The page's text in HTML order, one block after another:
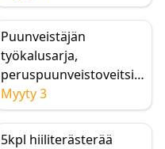
skalpelli, 10 kpl #11
liukumattomat
metalliterät
Puunveistäjän
työkalusarja,
peruspuunveistoveitsi
10 SK5 terällä
Myyty 3
5kpl hiiliterästerää